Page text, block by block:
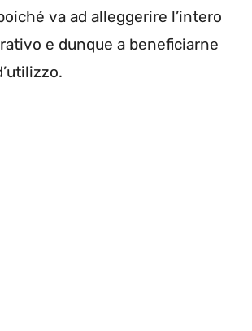
va ad alleggerire l’intero
e dunque a beneficiarne